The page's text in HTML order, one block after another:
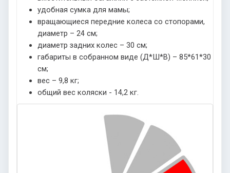
удобная сумка для мамы;
вращающиеся передние колеса со стопорами,
диаметр – 24 см;
диаметр задних колес – 30 см;
габариты в собранном виде (Д*Ш*В) – 85*61*30
см;
вес – 9,8 кг;
общий вес коляски - 14,2 кг.